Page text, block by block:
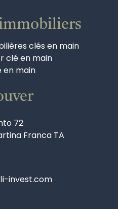
clés en main
clé en main
en main
72
Franca TA
invest.com